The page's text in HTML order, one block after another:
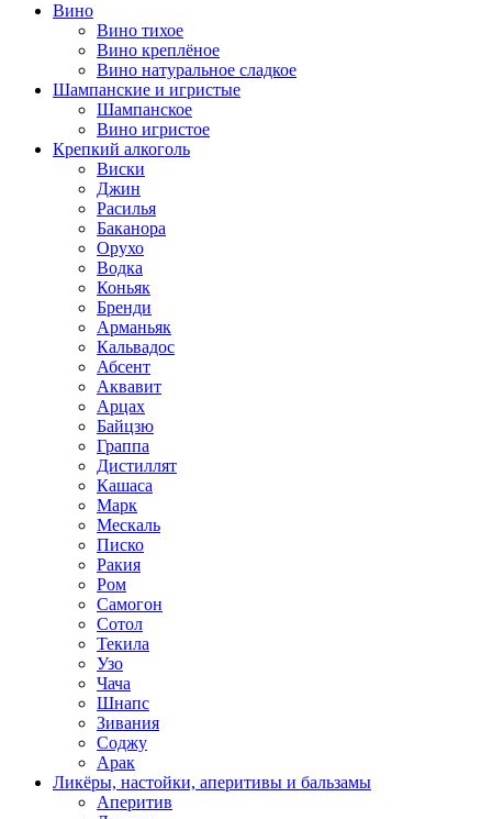
Вино
Вино тихое
Вино креплёное
Вино натуральное сладкое
Шампанские и игристые
Шампанское
Вино игристое
Крепкий алкоголь
Виски
Джин
Расилья
Баканора
Орухо
Водка
Коньяк
Бренди
Арманьяк
Кальвадос
Абсент
Аквавит
Арцах
Байцзю
Граппа
Дистиллят
Кашаса
Марк
Мескаль
Писко
Ракия
Ром
Самогон
Сотол
Текила
Узо
Чача
Шнапс
Зивания
Соджу
Арак
Ликёры, настойки, аперитивы и бальзамы
Аперитив